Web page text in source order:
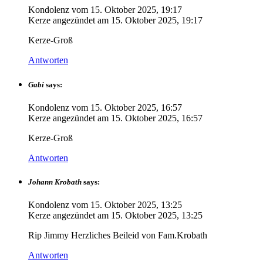
Kondolenz vom 15. Oktober 2025, 19:17
Kerze angezündet am 15. Oktober 2025, 19:17
Kerze-Groß
Antworten
Gabi says:
Kondolenz vom 15. Oktober 2025, 16:57
Kerze angezündet am 15. Oktober 2025, 16:57
Kerze-Groß
Antworten
Johann Krobath says:
Kondolenz vom 15. Oktober 2025, 13:25
Kerze angezündet am 15. Oktober 2025, 13:25
Rip Jimmy Herzliches Beileid von Fam.Krobath
Antworten